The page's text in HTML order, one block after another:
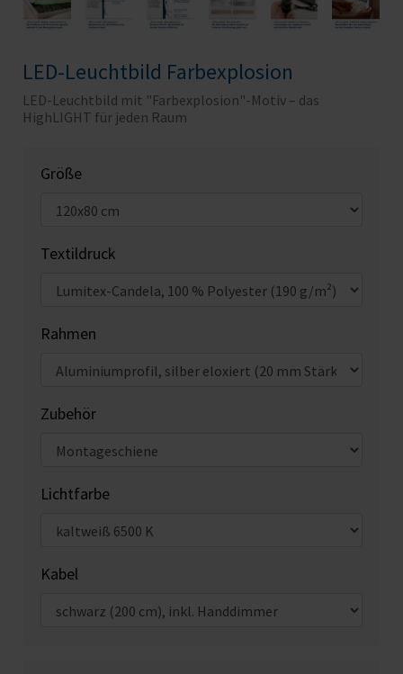
LED-Leuchtbild Farbexplosion
LED-Leuchtbild mit "Farbexplosion"-Motiv – das
HighLIGHT für jeden Raum
Größe
Textildruck
Rahmen
Zubehör
Lichtfarbe
Kabel